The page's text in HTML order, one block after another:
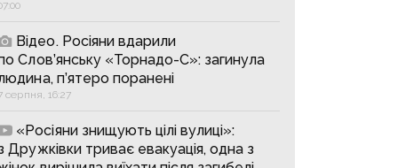
Відео. Росіяни вдарили
Слов’янську «Торнадо-С»: загинула
п’ятеро поранені
серпня, 16:27
«Росіяни знищують цілі вулиці»:
Дружківки триває евакуація, одна з